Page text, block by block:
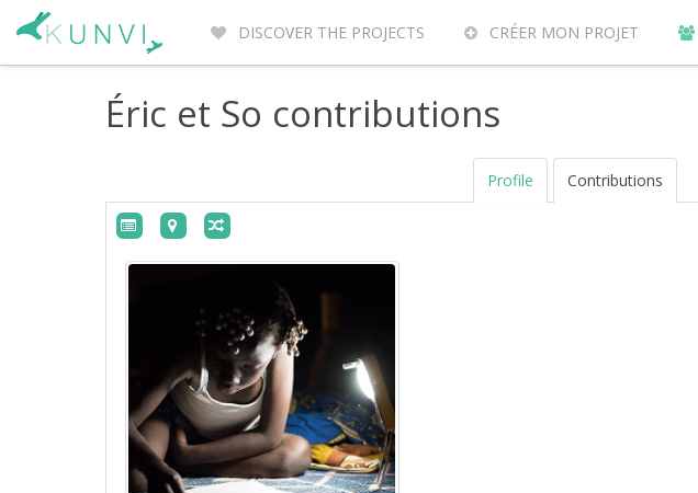
DISCOVER THE PROJECTS CRÉER MON PROJET
ENTREPRENEURS DU MONDE
Éric et So contributions
Profile Contributions